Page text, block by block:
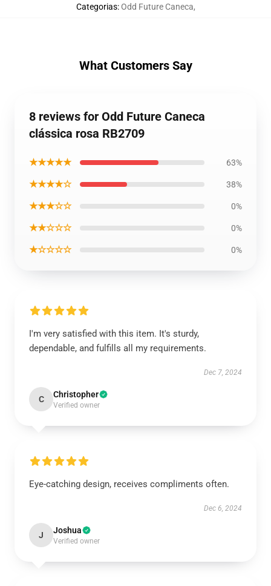
Categorias:Odd Future Caneca,
What Customers Say
8 reviews for Odd Future Caneca
clássica rosa RB2709
★★★★★ 63%
★★★★☆ 38%
★★★☆☆ 0%
★★☆☆☆ 0%
★☆☆☆☆ 0%
I'm very satisfied with this item. It's sturdy,
dependable, and fulfills all my requirements.
Dec 7, 2024
C Christopher
Verified owner
Eye-catching design, receives compliments often.
Dec 6, 2024
J Joshua
Verified owner